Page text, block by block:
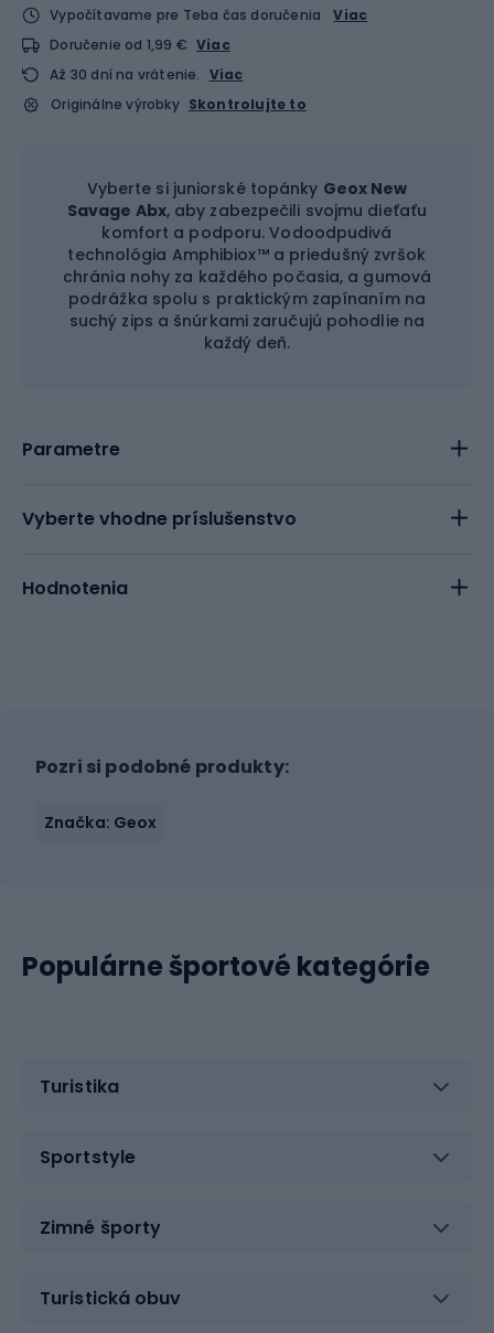
Vypočítavame pre Teba čas doručenia
Viac
Doručenie od 1,99 € Viac
Až 30 dní na vrátenie. Viac
Originálne výrobky Skontrolujte to
Vyberte si juniorské topánky Geox New
Savage Abx, aby zabezpečili svojmu dieťaťu
komfort a podporu. Vodoodpudivá
technológia Amphibiox™ a priedušný zvršok
chránia nohy za každého počasia, a gumová
podrážka spolu s praktickým zapínaním na
suchý zips a šnúrkami zaručujú pohodlie na
každý deň.
Parametre
Vyberte vhodne príslušenstvo
Hodnotenia
Pozri si podobné produkty:
Značka: Geox
Populárne športové kategórie
Turistika
Sportstyle
Zimné športy
Turistická obuv